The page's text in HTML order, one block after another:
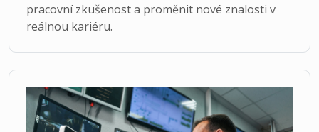
pracovní zkušenost a proměnit nové znalosti v
reálnou kariéru.